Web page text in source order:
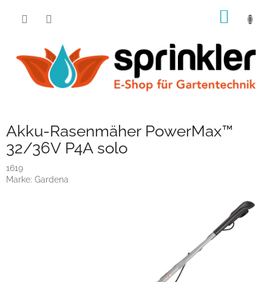
Akku-Rasenmäher PowerMax™
32/36V P4A solo
1619
Marke: Gardena